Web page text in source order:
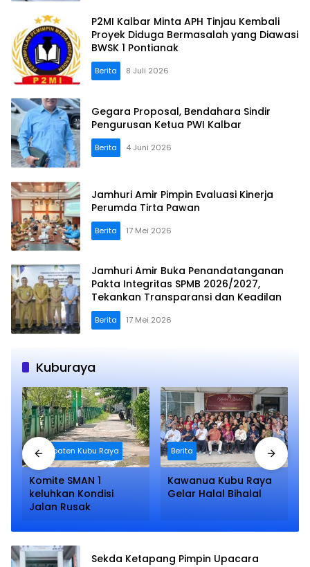
P2MI Kalbar Minta APH Tinjau Kembali
Proyek Diduga Bermasalah yang Diawasi
BWSK 1 Pontianak
Berita 8 Juli 2026
Gegara Proposal, Bendahara Sindir
Pengurusan Ketua PWI Kalbar
Berita 4 Juni 2026
Jamhuri Amir Pimpin Evaluasi Kinerja
Perumda Tirta Pawan
Berita 17 Mei 2026
Jamhuri Amir Buka Penandatanganan
Pakta Integritas SPMB 2026/2027,
Tekankan Transparansi dan Keadilan
Berita 17 Mei 2026
Kuburaya
Kabupaten Kubu Raya
Komite SMAN 1
keluhkan Kondisi
Jalan Rusak
Berita
Kawanua Kubu Raya
Gelar Halal Bihalal
Sekda Ketapang Pimpin Upacara